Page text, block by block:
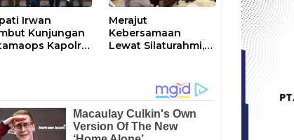
Irwan
Kunjungan
Kapolri
Merajut
Kebersamaan
Lewat Silaturahmi,
dengan Tokoh
Masyarakat